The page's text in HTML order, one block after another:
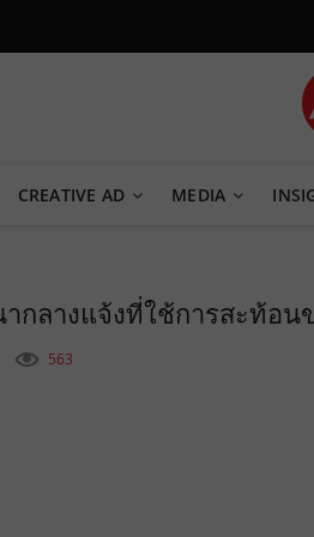
CREATIVE AD MEDIA
กลางแจ้งที่ใช้การสะท้อ
563